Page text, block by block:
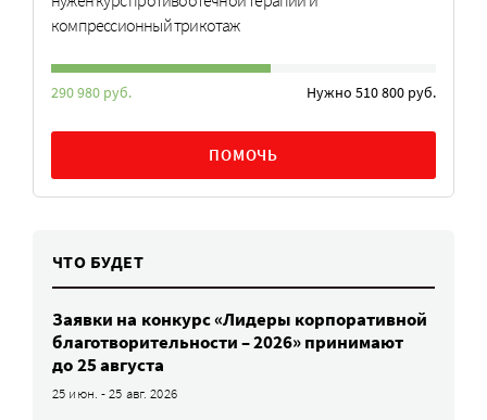
компрессионный трикотаж
290 980 руб. Нужно 510 800 руб.
ПОМОЧЬ
ЧТО БУДЕТ
Заявки на конкурс «Лидеры корпоративной
благотворительности – 2026» принимают
до 25 августа
25 июн. - 25 авг. 2026